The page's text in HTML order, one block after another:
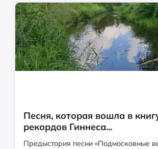
Песня, которая вошла в
рекордов Гиннеса...
Предыстория песни «Подмосковные